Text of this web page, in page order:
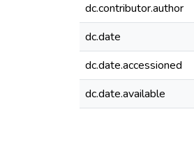
dc.contributor.author
dc.date
dc.date.accessioned
dc.date.available